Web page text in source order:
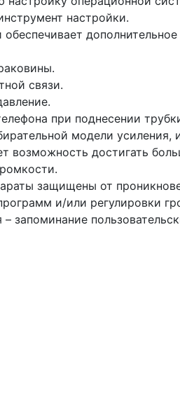
настройки.
связи.
при поднесении
модели
возможность достигать
защищены от
и/или регулировки
запоминание